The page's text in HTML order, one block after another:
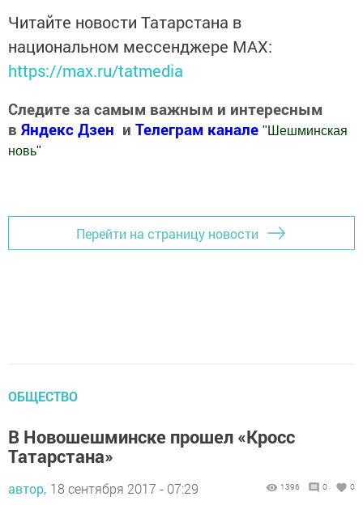
Читайте новости Татарстана в
национальном мессенджере MАХ:
https://max.ru/tatmedia
Следите за самым важным и интересным
в Яндекс Дзен и Телеграм канале " Шешминская
новь"
Перейти на страницу новости
ОБЩЕСТВО
В Новошешминске прошел «Кросс
Татарстана»
автор, 18 сентября 2017 - 07:29 1396 0 0